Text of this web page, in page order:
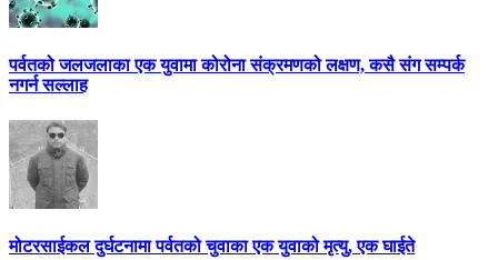
पर्वतको जलजलाका एक युवामा कोरोना संक्रमणको लक्षण, कसै संग सम्पर्क
नगर्न सल्लाह
मोटरसाईकल दुर्घटनामा पर्वतको चुवाका एक युवाको मृत्यु, एक घाईते